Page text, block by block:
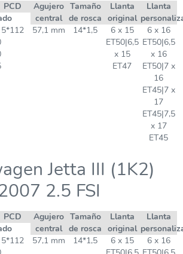
PCD
Agujero
central
Tamaño
de rosca
Llanta
original
Llanta
5*112 57,1 mm 14*1,5
6 x 15
ET50|6,5
x 15
ET47
6 x 16
ET50|6,5
x 16
ET50|7 x
16
ET45|7 x
17
ET45|7,5
x 17
ET45
Jetta III (1K2)
2.5 FSI
PCD
Agujero
central
Tamaño
de rosca
Llanta
original
Llanta
5*112 57,1 mm 14*1,5
6 x 15
6 x 16